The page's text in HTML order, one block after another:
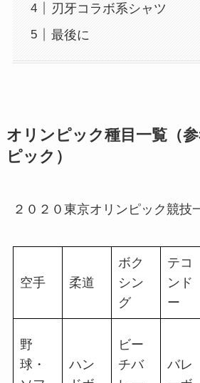
刃牙コラボ系シャツ
最後に
オリンピック種目一覧（
ピック）
２０２０東京オリンピック競技
空手 柔道
ボク
シン
グ
テコ
ンド
ー
野
球・
ハン
ビー
チバ
バレ